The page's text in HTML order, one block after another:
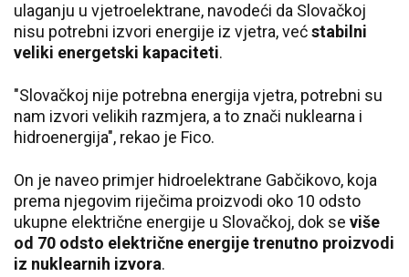
ulaganju u vjetroelektrane, navodeći da Slovačkoj
nisu potrebni izvori energije iz vjetra, većstabilni
veliki energetski kapaciteti.
"Slovačkoj nije potrebna energija vjetra, potrebni su
nam izvori velikih razmjera, a to znači nuklearna i
hidroenergija", rekao je Fico.
On je naveo primjer hidroelektrane Gabčikovo, koja
prema njegovim riječima proizvodi oko 10 odsto
ukupne električne energije u Slovačkoj, dok se više
od 70 odsto električne energije trenutno proizvodi
iz nuklearnih izvora.